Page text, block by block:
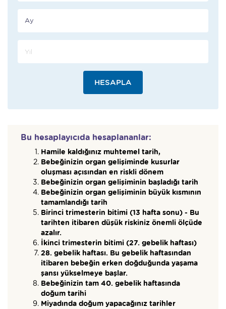
HESAPLA
Bu hesaplayıcıda hesaplananlar:
Hamile kaldığınız muhtemel tarih,
Bebeğinizin organ gelişiminde kusurlar
oluşması açısından en riskli dönem
Bebeğinizin organ gelişiminin başladığı tarih
Bebeğinizin organ gelişiminin büyük kısmının
tamamlandığı tarih
Birinci trimesterin bitimi (13 hafta sonu) - Bu
tarihten itibaren düşük riskiniz önemli ölçüde
azalır.
İkinci trimesterin bitimi (27. gebelik haftası)
28. gebelik haftası. Bu gebelik haftasından
itibaren bebeğin erken doğduğunda yaşama
şansı yükselmeye başlar.
Bebeğinizin tam 40. gebelik haftasında
doğum tarihi
Miyadında doğum yapacağınız tarihler